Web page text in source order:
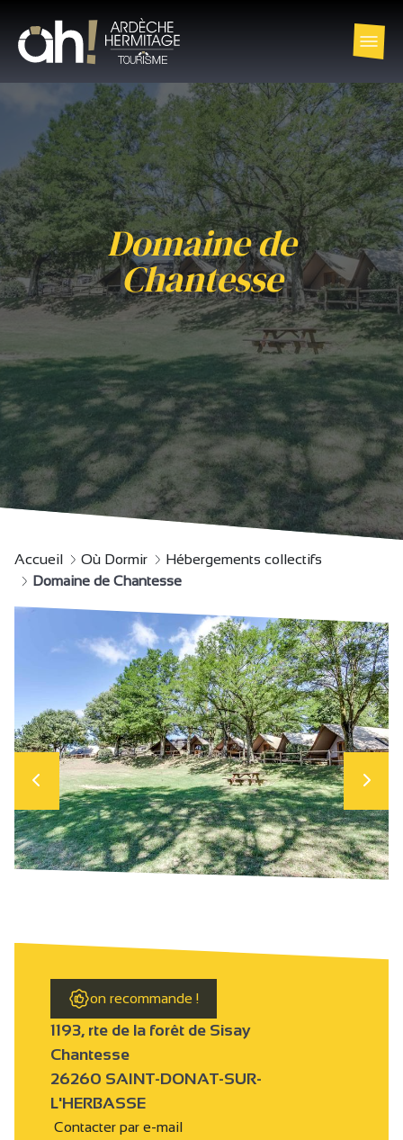
Domaine de
Chantesse
Accueil Où Dormir
Hébergements collectifs
Domaine de Chantesse
on recommande !
1193, rte de la forêt de Sisay
Chantesse
26260 SAINT-DONAT-SUR-
L'HERBASSE
Contacter par e-mail